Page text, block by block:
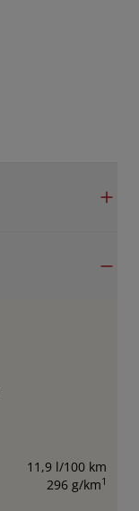
11,9 l/100 km
296 g/km1